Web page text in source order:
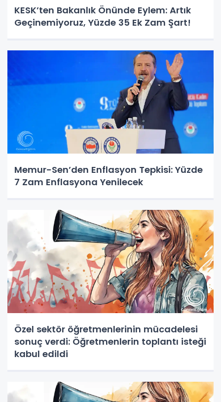
KESK’ten Bakanlık Önünde Eylem: Artık
Geçinemiyoruz, Yüzde 35 Ek Zam Şart!
Memur-Sen’den Enflasyon Tepkisi: Yüzde
7 Zam Enflasyona Yenilecek
Özel sektör öğretmenlerinin mücadelesi
sonuç verdi: Öğretmenlerin toplantı isteği
kabul edildi